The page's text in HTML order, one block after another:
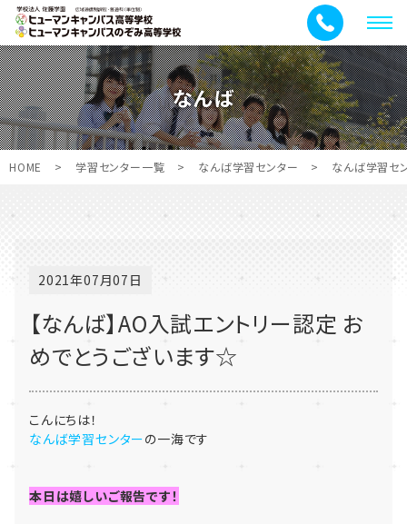
メ
ニ
ュ
ー
なんば
HOME > 学習センター一覧 > なんば学習センター > なんば学習セ
2021年07月07日
【なんば】AO入試エントリー認定 お
めでとうございます☆
こんにちは！
なんば学習センターの一海です
本日は嬉しいご報告です！